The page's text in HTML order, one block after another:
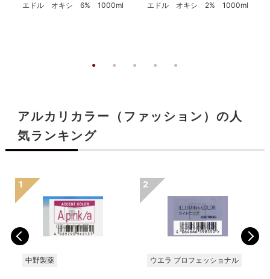
エドル オキシ 6% 1000ml エドル オキシ 2% 1000ml
アルカリカラー（ファッション）の人
気ランキング
中野製薬 ウエラ プロフェッショナル